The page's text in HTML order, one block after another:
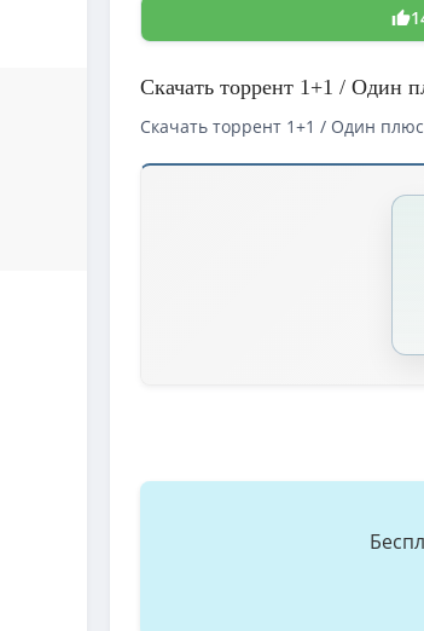
Скачать торрент 1+1 / Один
Скачать торрент 1+1 / Один
Скачать торрент — 1 1 / Один
BDRip — 1+1 (Неприкасаемые) /